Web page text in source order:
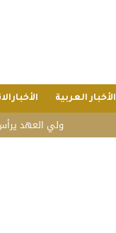
الأخبار العربية
ولي العهد يرأس